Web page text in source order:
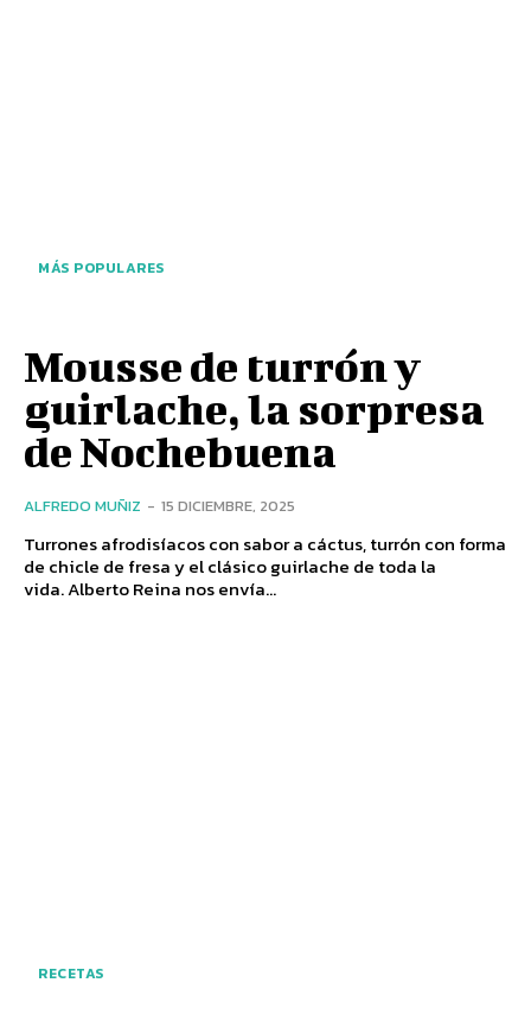
MÁS POPULARES
Mousse de turrón y
guirlache, la sorpresa
de Nochebuena
ALFREDO MUÑIZ - 15 DICIEMBRE, 2025
Turrones afrodisíacos con sabor a cáctus, turrón con forma
de chicle de fresa y el clásico guirlache de toda la
vida. Alberto Reina nos envía...
RECETAS